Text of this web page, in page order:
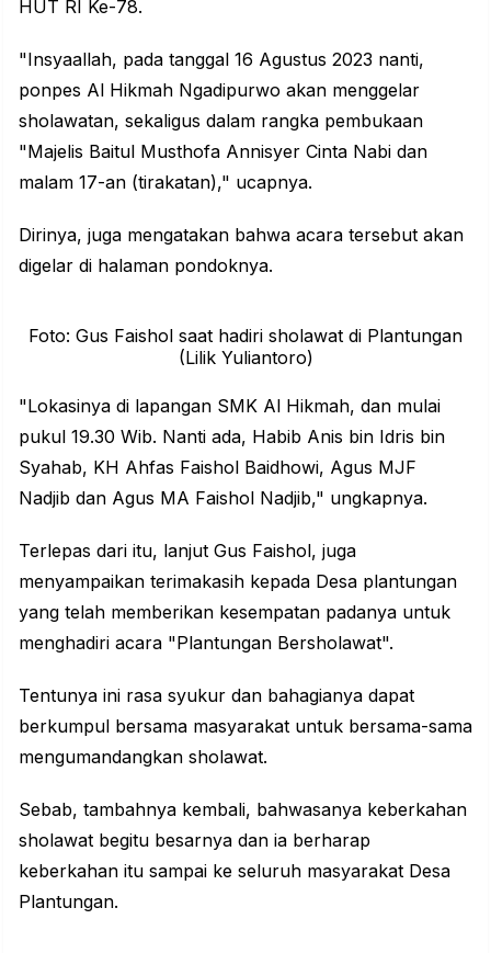
HUT RI Ke-78.
"Insyaallah, pada tanggal 16 Agustus 2023 nanti,
ponpes Al Hikmah Ngadipurwo akan menggelar
sholawatan, sekaligus dalam rangka pembukaan
"Majelis Baitul Musthofa Annisyer Cinta Nabi dan
malam 17-an (tirakatan)," ucapnya.
Dirinya, juga mengatakan bahwa acara tersebut akan
digelar di halaman pondoknya.
Foto: Gus Faishol saat hadiri sholawat di Plantungan
(Lilik Yuliantoro)
"Lokasinya di lapangan SMK Al Hikmah, dan mulai
pukul 19.30 Wib. Nanti ada, Habib Anis bin Idris bin
Syahab, KH Ahfas Faishol Baidhowi, Agus MJF
Nadjib dan Agus MA Faishol Nadjib," ungkapnya.
Terlepas dari itu, lanjut Gus Faishol, juga
menyampaikan terimakasih kepada Desa plantungan
yang telah memberikan kesempatan padanya untuk
menghadiri acara "Plantungan Bersholawat".
Tentunya ini rasa syukur dan bahagianya dapat
berkumpul bersama masyarakat untuk bersama-sama
mengumandangkan sholawat.
Sebab, tambahnya kembali, bahwasanya keberkahan
sholawat begitu besarnya dan ia berharap
keberkahan itu sampai ke seluruh masyarakat Desa
Plantungan.